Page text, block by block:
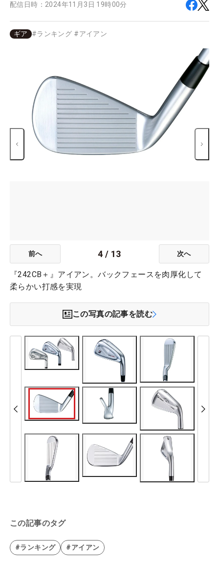
配信日時： 2024年11月3日 19時00分
ギア #ランキング #アイアン
前へ 4 / 13 次へ
『242CB＋』アイアン。バックフェースを肉厚化して
柔らかい打感を実現
この写真の記事を読む
この記事のタグ
#ランキング #アイアン